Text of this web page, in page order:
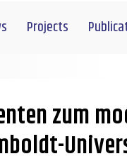
Projects
zum